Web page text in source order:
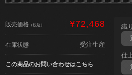
販売価格 （税込） ¥72,468
在庫状態 受注生産
この商品のお問い合わせはこちら
織
仕